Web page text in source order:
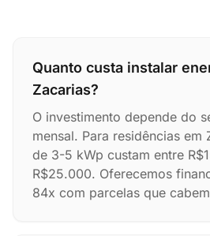
Quanto custa instalar
Zacarias?
O investimento depende do
mensal. Para residências em
de 3-5 kWp custam entre
R$25.000. Oferecemos
84x com parcelas que